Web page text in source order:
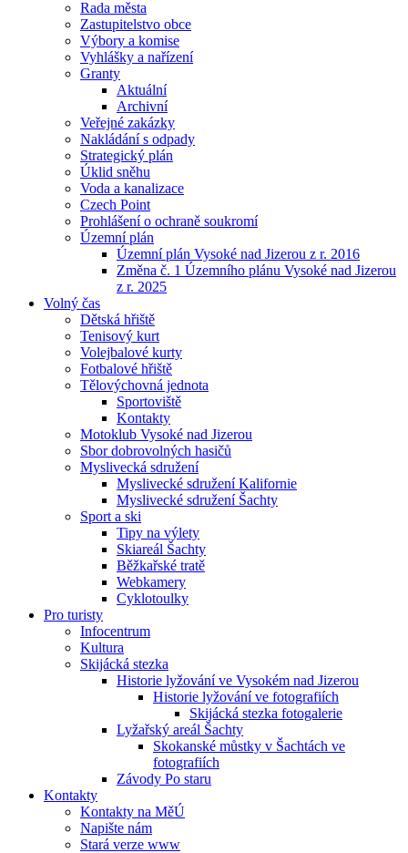
Rada města
Zastupitelstvo obce
Výbory a komise
Vyhlášky a nařízení
Granty
Aktuální
Archivní
Veřejné zakázky
Nakládání s odpady
Strategický plán
Úklid sněhu
Voda a kanalizace
Czech Point
Prohlášení o ochraně soukromí
Územní plán
Územní plán Vysoké nad Jizerou z r. 2016
Změna č. 1 Územního plánu Vysoké nad Jizerou
z r. 2025
Volný čas
Dětská hřiště
Tenisový kurt
Volejbalové kurty
Fotbalové hřiště
Tělovýchovná jednota
Sportoviště
Kontakty
Motoklub Vysoké nad Jizerou
Sbor dobrovolných hasičů
Myslivecká sdružení
Myslivecké sdružení Kalifornie
Myslivecké sdružení Šachty
Sport a ski
Tipy na výlety
Skiareál Šachty
Běžkařské tratě
Webkamery
Cyklotoulky
Pro turisty
Infocentrum
Kultura
Skijácká stezka
Historie lyžování ve Vysokém nad Jizerou
Historie lyžování ve fotografiích
Skijácká stezka fotogalerie
Lyžařský areál Šachty
Skokanské můstky v Šachtách ve
fotografiích
Závody Po staru
Kontakty
Kontakty na MěÚ
Napište nám
Stará verze www